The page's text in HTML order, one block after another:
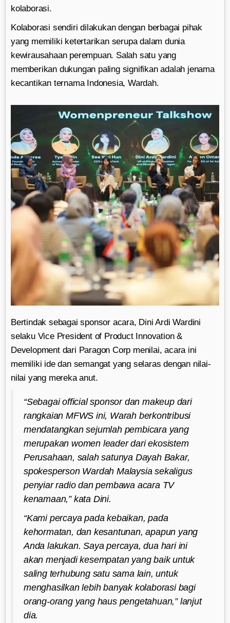
kolaborasi.
Kolaborasi sendiri dilakukan dengan berbagai pihak
yang memiliki ketertarikan serupa dalam dunia
kewirausahaan perempuan. Salah satu yang
memberikan dukungan paling signifikan adalah jenama
kecantikan ternama Indonesia, Wardah.
Bertindak sebagai sponsor acara, Dini Ardi Wardini
selaku Vice President of Product Innovation &
Development dari Paragon Corp menilai, acara ini
memiliki ide dan semangat yang selaras dengan nilai-
nilai yang mereka anut.
“Sebagai official sponsor dan makeup dari
rangkaian MFWS ini, Warah berkontribusi
mendatangkan sejumlah pembicara yang
merupakan women leader dari ekosistem
Perusahaan, salah satunya Dayah Bakar,
spokesperson Wardah Malaysia sekaligus
penyiar radio dan pembawa acara TV
kenamaan,” kata Dini.
“Kami percaya pada kebaikan, pada
kehormatan, dan kesantunan, apapun yang
Anda lakukan. Saya percaya, dua hari ini
akan menjadi kesempatan yang baik untuk
saling terhubung satu sama lain, untuk
menghasilkan lebih banyak kolaborasi bagi
orang-orang yang haus pengetahuan,” lanjut
dia.